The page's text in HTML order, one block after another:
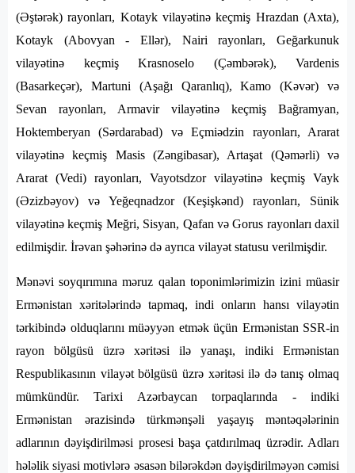
(Əştərək) rayonları, Kotayk vilayətinə keçmiş Hrazdan (Axta),
Kotayk (Abovyan - Ellər), Nairi rayonları, Geğarkunuk
vilayətinə keçmiş Krasnoselo (Çəmbərək), Vardenis
(Basarkeçər), Martuni (Aşağı Qaranlıq), Kamo (Kəvər) və
Sevan rayonları, Armavir vilayətinə keçmiş Bağramyan,
Hoktemberyan (Sərdarabad) və Eçmiədzin rayonları, Ararat
vilayətinə keçmiş Masis (Zəngibasar), Artaşat (Qəmərli) və
Ararat (Vedi) rayonları, Vayotsdzor vilayətinə keçmiş Vayk
(Əzizbəyov) və Yeğeqnadzor (Keşişkənd) rayonları, Sünik
vilayətinə keçmiş Meğri, Sisyan, Qafan və Gorus rayonları daxil
edilmişdir. İrəvan şəhərinə də ayrıca vilayət statusu verilmişdir.
Mənəvi soyqırımına məruz qalan toponimlərimizin izini müasir
Ermənistan xəritələrində tapmaq, indi onların hansı vilayətin
tərkibində olduqlarını müəyyən etmək üçün Ermənistan SSR-in
rayon bölgüsü üzrə xəritəsi ilə yanaşı, indiki Ermənistan
Respublikasının vilayət bölgüsü üzrə xəritəsi ilə də tanış olmaq
mümkündür. Tarixi Azərbaycan torpaqlarında - indiki
Ermənistan ərazisində türkmənşəli yaşayış məntəqələrinin
adlarının dəyişdirilməsi prosesi başa çatdırılmaq üzrədir. Adları
hələlik siyasi motivlərə əsasən bilərəkdən dəyişdirilməyən cəmisi